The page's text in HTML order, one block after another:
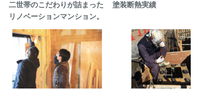
二世帯のこだわりが詰まった
リノベーションマンション。
塗装断熱実績